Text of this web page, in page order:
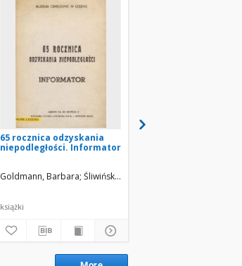
65 rocznica odzyskania
niepodległości. Informator
Goldmann, Barbara Śliwiński, Eugeniusz
książki